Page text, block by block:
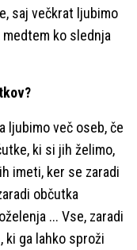
saj večkrat ljubimo
ko slednja
ljubimo več oseb, če
ki si jih želimo,
imeti, ker se zaradi
občutka
... Vse, zaradi
ki ga lahko sproži